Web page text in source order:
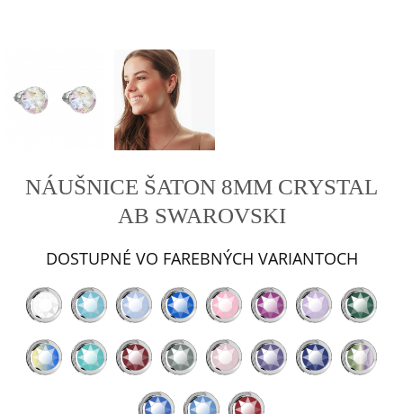
NÁUŠNICE ŠATON 8MM CRYSTAL
AB SWAROVSKI
DOSTUPNÉ VO FAREBNÝCH VARIANTOCH